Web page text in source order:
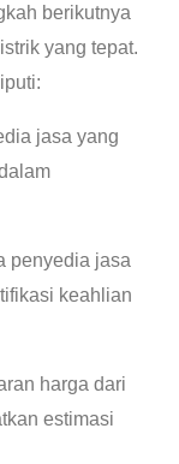
berikutnya
yang tepat.
jasa yang
penyedia jasa
keahlian
harga dari
estimasi